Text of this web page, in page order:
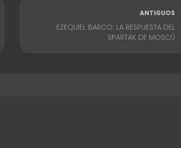
ANTIGUOS
EZEQUIEL BARCO: LA RESPUESTA DEL
SPARTAK DE MOSCÚ